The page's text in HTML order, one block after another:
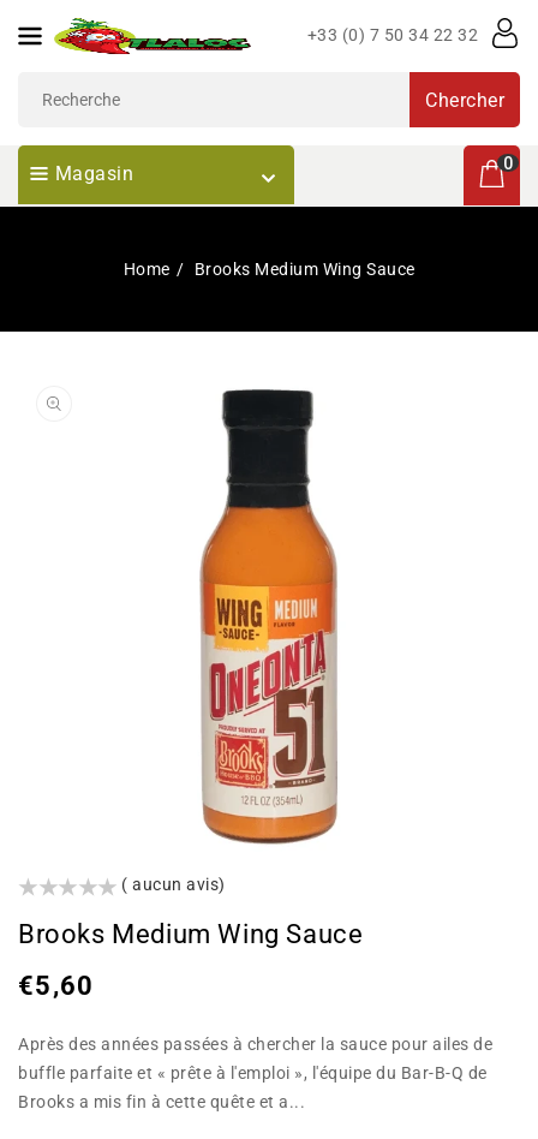
Au
+33 (0) 7 50 34 22 32
Chercher
Magasin 0
0
Home Brooks Medium Wing Sauce
()
( aucun avis)
Brooks Medium Wing Sauce
Prix
€5,60
Après des années passées à chercher la sauce pour ailes de
buffle parfaite et « prête à l'emploi », l'équipe du Bar-B-Q de
Brooks a mis fin à cette quête et a...